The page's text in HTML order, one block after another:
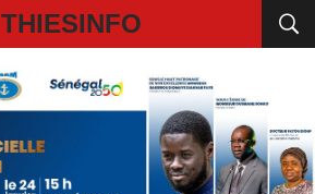
THIESINFO